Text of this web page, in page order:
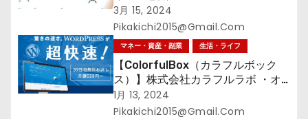
3月 15, 2024
Pikakichi2015@gmail.com
マネー・資産・副業 生活・ライフ
【ColorfulBox（カラフルボック
ス）】株式会社カラフルラボ ・オ
ールインワンの超快速レンタルサー
バーWelcomeキャンペーン！
1月 13, 2024
Pikakichi2015@gmail.com